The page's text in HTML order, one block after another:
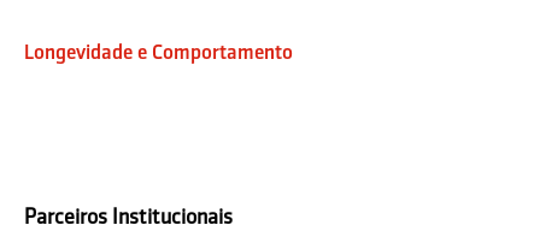
Longevidade e Comportamento
Parceiros Institucionais